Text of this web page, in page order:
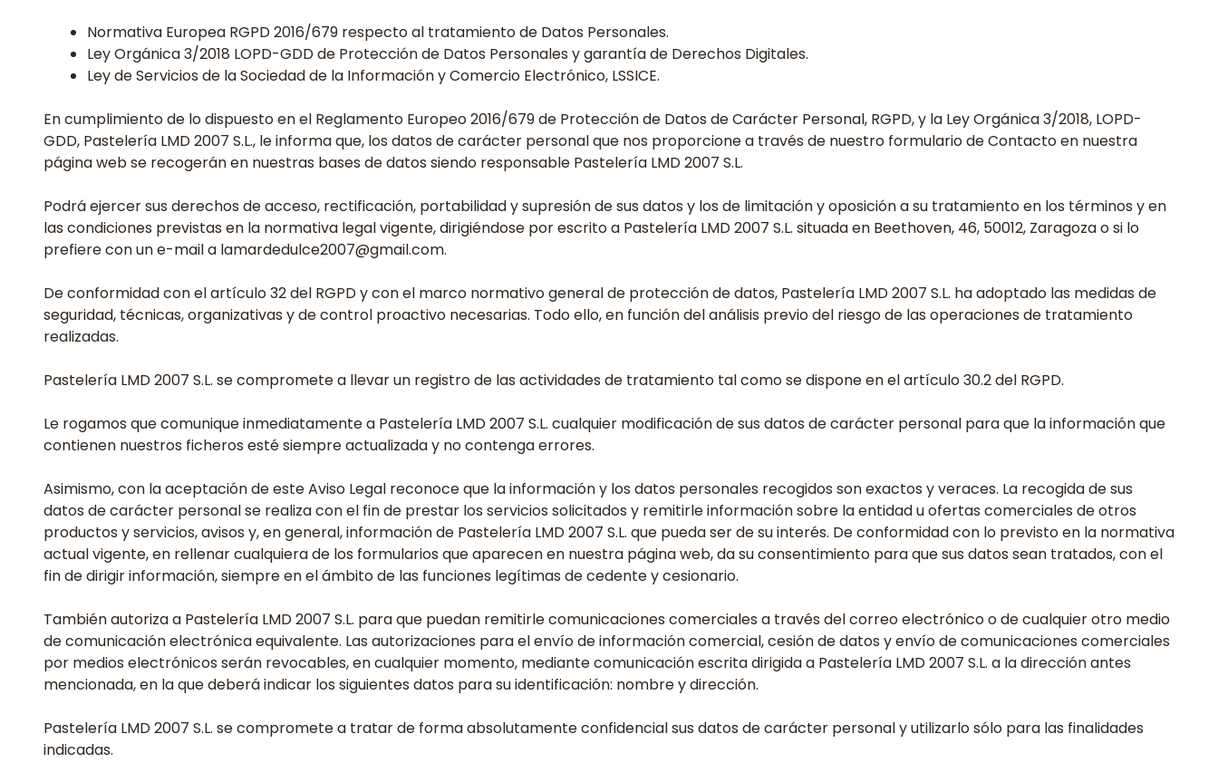
Normativa Europea RGPD 2016/679 respecto al tratamiento de Datos Personales.
Ley Orgánica 3/2018 LOPD-GDD de Protección de Datos Personales y garantía de Derechos Digitales.
Ley de Servicios de la Sociedad de la Información y Comercio Electrónico, LSSICE.
En cumplimiento de lo dispuesto en el Reglamento Europeo 2016/679 de Protección de Datos de Carácter Personal, RGPD, y la Ley Orgánica 3/2018, LOPD-
GDD, Pastelería LMD 2007 S.L., le informa que, los datos de carácter personal que nos proporcione a través de nuestro formulario de Contacto en nuestra
página web se recogerán en nuestras bases de datos siendo responsable Pastelería LMD 2007 S.L.
Podrá ejercer sus derechos de acceso, rectificación, portabilidad y supresión de sus datos y los de limitación y oposición a su tratamiento en los términos y en
las condiciones previstas en la normativa legal vigente, dirigiéndose por escrito a Pastelería LMD 2007 S.L. situada en Beethoven, 46, 50012, Zaragoza ​​o si lo
prefiere con un e-mail a lamardedulce2007@gmail.com.
De conformidad con el artículo 32 del RGPD y con el marco normativo general de protección de datos, Pastelería LMD 2007 S.L. ha adoptado las medidas de
seguridad, técnicas, organizativas y de control proactivo necesarias. Todo ello, en función del análisis previo del riesgo de las operaciones de tratamiento
realizadas.
Pastelería LMD 2007 S.L. se compromete a llevar un registro de las actividades de tratamiento tal como se dispone en el artículo 30.2 del RGPD.
Le rogamos que comunique inmediatamente a Pastelería LMD 2007 S.L. cualquier modificación de sus datos de carácter personal para que la información que
contienen nuestros ficheros esté siempre actualizada y no contenga errores.
Asimismo, con la aceptación de este Aviso Legal reconoce que la información y los datos personales recogidos son exactos y veraces. La recogida de sus
datos de carácter personal se realiza con el fin de prestar los servicios solicitados y remitirle información sobre la entidad u ofertas comerciales de otros
productos y servicios, avisos y, en general, información de Pastelería LMD 2007 S.L. que pueda ser de su interés. De conformidad con lo previsto en la normativa
actual vigente, en rellenar cualquiera de los formularios que aparecen en nuestra página web, da su consentimiento para que sus datos sean tratados, con el
fin de dirigir información, siempre en el ámbito de las funciones legítimas de cedente y cesionario.
También autoriza a Pastelería LMD 2007 S.L. para que puedan remitirle comunicaciones comerciales a través del correo electrónico o de cualquier otro medio
de comunicación electrónica equivalente. Las autorizaciones para el envío de información comercial, cesión de datos y envío de comunicaciones comerciales
por medios electrónicos serán revocables, en cualquier momento, mediante comunicación escrita dirigida a Pastelería LMD 2007 S.L. a la dirección antes
mencionada, en la que deberá indicar los siguientes datos para su identificación: nombre y dirección.
Pastelería LMD 2007 S.L. se compromete a tratar de forma absolutamente confidencial sus datos de carácter personal y utilizarlo sólo para las finalidades
indicadas.